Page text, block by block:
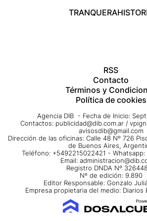
TRANQUERA
RSS
Contacto
Términos y
Política de cookies
Agencia DIB - Fecha de Inicio:
Contactos: publicidad@dib.com.ar /
avisosdib@gmail.com
Dirección de las oficinas: Calle 48 Nº 726
de Buenos Aires,
Teléfono: +5492215022421 -
Email:
Registro DNDA Nº
Nº de edición: 9.890
Editor Responsable: Gonzalo
Empresa propietaria del medio: Diarios